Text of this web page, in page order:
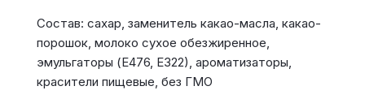
Состав: сахар, заменитель какао-масла, какао-
порошок, молоко сухое обезжиренное,
эмульгаторы (Е476, Е322), ароматизаторы,
красители пищевые, без ГМО